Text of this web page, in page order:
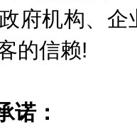
府机构、
的信赖!
诺：